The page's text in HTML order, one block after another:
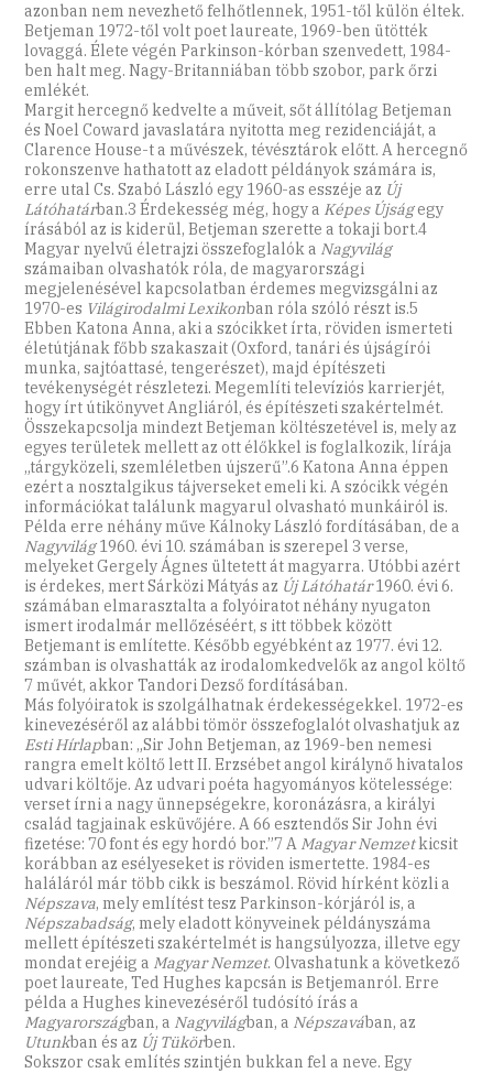
azonban nem nevezhető felhőtlennek, 1951-től külön éltek.
Betjeman 1972-től volt poet laureate, 1969-ben ütötték
lovaggá. Élete végén Parkinson-kórban szenvedett, 1984-
ben halt meg. Nagy-Britanniában több szobor, park őrzi
emlékét.
Margit hercegnő kedvelte a műveit, sőt állítólag Betjeman
és Noel Coward javaslatára nyitotta meg rezidenciáját, a
Clarence House-t a művészek, tévésztárok előtt. A hercegnő
rokonszenve hathatott az eladott példányok számára is,
erre utal Cs. Szabó László egy 1960-as esszéje az Új
Látóhatárban.3 Érdekesség még, hogy a Képes Újságegy
írásából az is kiderül, Betjeman szerette a tokaji bort.4
Magyar nyelvű életrajzi összefoglalók a Nagyvilág
számaiban olvashatók róla, de magyarországi
megjelenésével kapcsolatban érdemes megvizsgálni az
1970-es Világirodalmi Lexikonban róla szóló részt is.5
Ebben Katona Anna, aki a szócikket írta, röviden ismerteti
életútjának főbb szakaszait (Oxford, tanári és újságírói
munka, sajtóattasé, tengerészet), majd építészeti
tevékenységét részletezi. Megemlíti televíziós karrierjét,
hogy írt útikönyvet Angliáról, és építészeti szakértelmét.
Összekapcsolja mindezt Betjeman költészetével is, mely az
egyes területek mellett az ott élőkkel is foglalkozik, lírája
„tárgyközeli, szemléletben újszerű”.6 Katona Anna éppen
ezért a nosztalgikus tájverseket emeli ki. A szócikk végén
információkat találunk magyarul olvasható munkáiról is.
Példa erre néhány műve Kálnoky László fordításában, de a
Nagyvilág1960. évi 10. számában is szerepel 3 verse,
melyeket Gergely Ágnes ültetett át magyarra. Utóbbi azért
is érdekes, mert Sárközi Mátyás az Új Látóhatár1960. évi 6.
számában elmarasztalta a folyóiratot néhány nyugaton
ismert irodalmár mellőzéséért, s itt többek között
Betjemant is említette. Később egyébként az 1977. évi 12.
számban is olvashatták az irodalomkedvelők az angol költő
7 művét, akkor Tandori Dezső fordításában.
Más folyóiratok is szolgálhatnak érdekességekkel. 1972-es
kinevezéséről az alábbi tömör összefoglalót olvashatjuk az
Esti Hírlapban: „Sir John Betjeman, az 1969-ben nemesi
rangra emelt költő lett II. Erzsébet angol királynő hivatalos
udvari költője. Az udvari poéta hagyományos kötelessége:
verset írni a nagy ünnepségekre, koronázásra, a királyi
család tagjainak esküvőjére. A 66 esztendős Sir John évi
fizetése: 70 font és egy hordó bor.”7 A Magyar Nemzetkicsit
korábban az esélyeseket is röviden ismertette. 1984-es
haláláról már több cikk is beszámol. Rövid hírként közli a
Népszava, mely említést tesz Parkinson-kórjáról is, a
Népszabadság, mely eladott könyveinek példányszáma
mellett építészeti szakértelmét is hangsúlyozza, illetve egy
mondat erejéig a Magyar Nemzet. Olvashatunk a következő
poet laureate, Ted Hughes kapcsán is Betjemanról. Erre
példa a Hughes kinevezéséről tudósító írás a
Magyarországban, a Nagyvilágban, a Népszavában, az
Utunkban és az Új Tükörben.
Sokszor csak említés szintjén bukkan fel a neve. Egy